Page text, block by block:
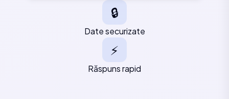
🔒
Date securizate
⚡
Răspuns rapid